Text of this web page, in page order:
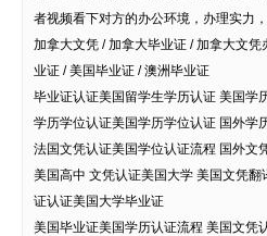
者视频看下对方的办公环境，办理实力
加拿大文凭 / 加拿大毕业证 / 加拿大文
业证 / 美国毕业证 / 澳洲毕业证
毕业证认证美国留学生学历认证 美国学
学历学位认证美国学历学位认证 国外学
法国文凭认证美国学位认证流程 国外文
美国高中 文凭认证美国大学 美国文凭
证认证美国大学毕业证
美国毕业证美国学历认证流程 美国文凭